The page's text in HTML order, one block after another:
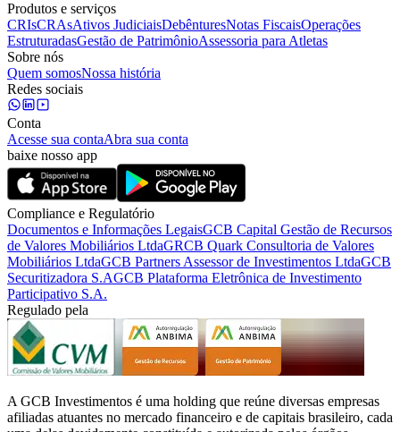
Produtos e serviços
CRIsCRAsAtivos JudiciaisDebênturesNotas FiscaisOperações
EstruturadasGestão de PatrimônioAssessoria para Atletas
Sobre nós
Quem somosNossa história
Redes sociais
Conta
Acesse sua contaAbra sua conta
baixe nosso app
Compliance e Regulatório
Documentos e Informações LegaisGCB Capital Gestão de Recursos
de Valores Mobiliários LtdaGRCB Quark Consultoria de Valores
Mobiliários LtdaGCB Partners Assessor de Investimentos LtdaGCB
Securitizadora S.AGCB Plataforma Eletrônica de Investimento
Participativo S.A.
Regulado pela
A GCB Investimentos é uma holding que reúne diversas empresas
afiliadas atuantes no mercado financeiro e de capitais brasileiro, cada